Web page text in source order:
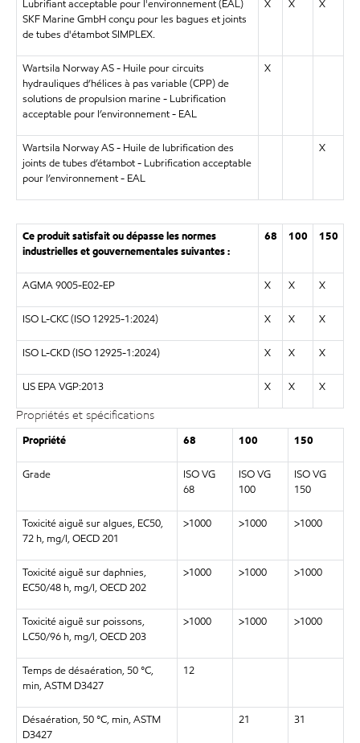
Lubrifiant acceptable pour l'environnement (EAL)
SKF Marine GmbH conçu pour les bagues et joints
de tubes d'étambot SIMPLEX.
X X X
Wartsila Norway AS - Huile pour circuits
hydrauliques d’hélices à pas variable (CPP) de
solutions de propulsion marine - Lubrification
acceptable pour l’environnement - EAL
X
Wartsila Norway AS - Huile de lubrification des
joints de tubes d’étambot - Lubrification acceptable
pour l’environnement - EAL
X
Ce produit satisfait ou dépasse les normes
industrielles et gouvernementales suivantes :
68 100 150
AGMA 9005-E02-EP X X X
ISO L-CKC (ISO 12925-1:2024) X X X
ISO L-CKD (ISO 12925-1:2024) X X X
US EPA VGP:2013 X X X
Propriétés et spécifications
Propriété 68 100 150
Grade
ISO VG
68
ISO VG
100
ISO VG
150
Toxicité aiguë sur algues, EC50,
72 h, mg/l, OECD 201
>1000 >1000 >1000
Toxicité aiguë sur daphnies,
EC50/48 h, mg/l, OECD 202
>1000 >1000 >1000
Toxicité aiguë sur poissons,
LC50/96 h, mg/l, OECD 203
>1000 >1000 >1000
Temps de désaération, 50 °C,
min, ASTM D3427
12
Désaération, 50 °C, min, ASTM
D3427
21 31